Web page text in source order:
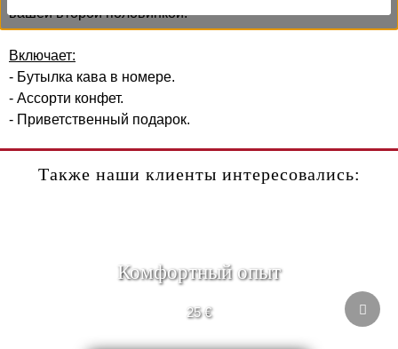
вашей второй половинкой.
Включает:
- Бутылка кава в номере.
- Ассорти конфет.
- Приветственный подарок.
Также наши клиенты интересовались:
Комфортный опыт
25 €